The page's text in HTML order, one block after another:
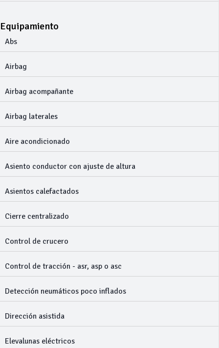
Equipamiento
Abs
Airbag
Airbag acompañante
Airbag laterales
Aire acondicionado
Asiento conductor con ajuste de altura
Asientos calefactados
Cierre centralizado
Control de crucero
Control de tracción - asr, asp o asc
Detección neumáticos poco inflados
Dirección asistida
Elevalunas eléctricos